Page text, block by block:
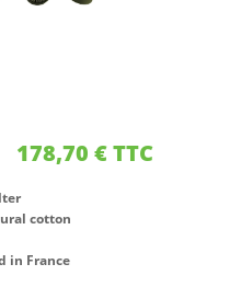
178,70€TTC
cotton
in France